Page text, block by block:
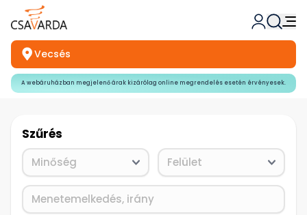
Vecsés
A webáruházban megjelenő árak kizárólag online megrendelés esetén érvényesek.
Szűrés